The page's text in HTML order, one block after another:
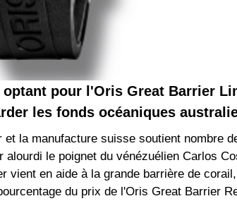
pour l'Oris Great Barrier
les fonds océaniques
la manufacture suisse soutient nombre
le poignet du vénézuélien Carlos
vient en aide à la grande barrière de
du prix de l'Oris Great Barrier